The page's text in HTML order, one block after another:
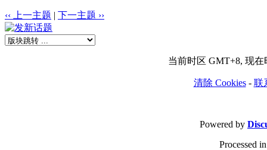
‹‹ 上一主题 | 下一主题 ››
当前时区 GMT+8, 现在
清除 Cookies- 联
Powered by
Processed